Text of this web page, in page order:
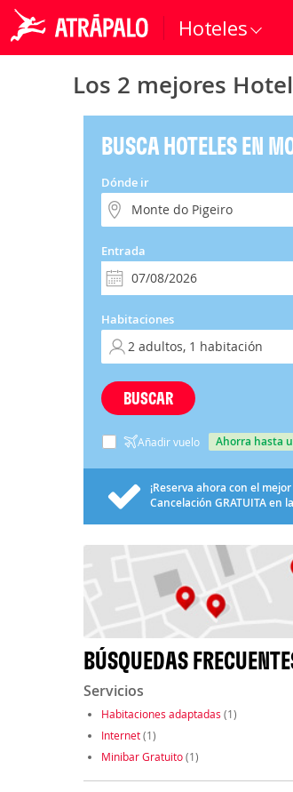
Hoteles
Los 2 mejores
BUSCA HOTELES EN
Dónde ir
Entrada
Habitaciones
BUSCAR
Añadir vuelo ahorra hasta
¡Reserva ahora con el
Cancelación GRATUITAen
BÚSQUEDAS
Servicios
Habitaciones adaptadas (1)
Internet(1)
Minibar Gratuito(1)